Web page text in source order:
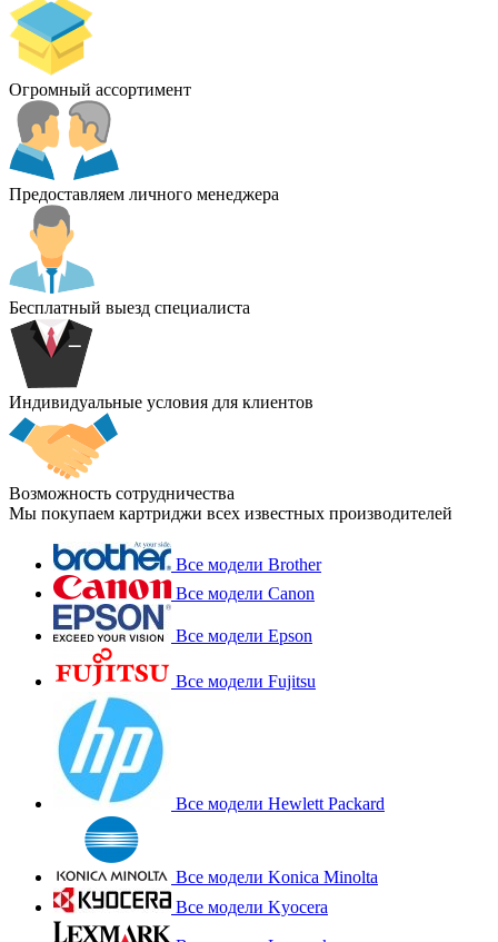
Огромный ассортимент
Предоставляем личного менеджера
Бесплатный выезд специалиста
Индивидуальные условия для клиентов
Возможность сотрудничества
Мы покупаем картриджи всех известных производителей
Все модели Brother
Все модели Canon
Все модели Epson
Все модели Fujitsu
Все модели Hewlett Packard
Все модели Konica Minolta
Все модели Kyocera